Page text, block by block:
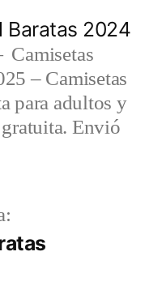
Baratas 2024
Camisetas
– Camisetas
para adultos y
Envió